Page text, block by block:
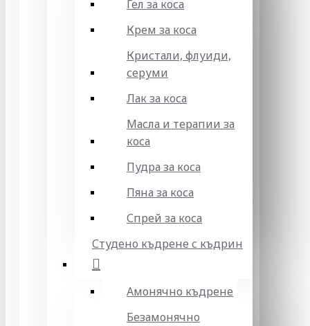
Гел за коса
Крем за коса
Кристали, флуиди,
серуми
Лак за коса
Масла и терапии за
коса
Пудра за коса
Пяна за коса
Спрей за коса
Студено къдрене с къдрин
Амонячно къдрене
Безамонячно